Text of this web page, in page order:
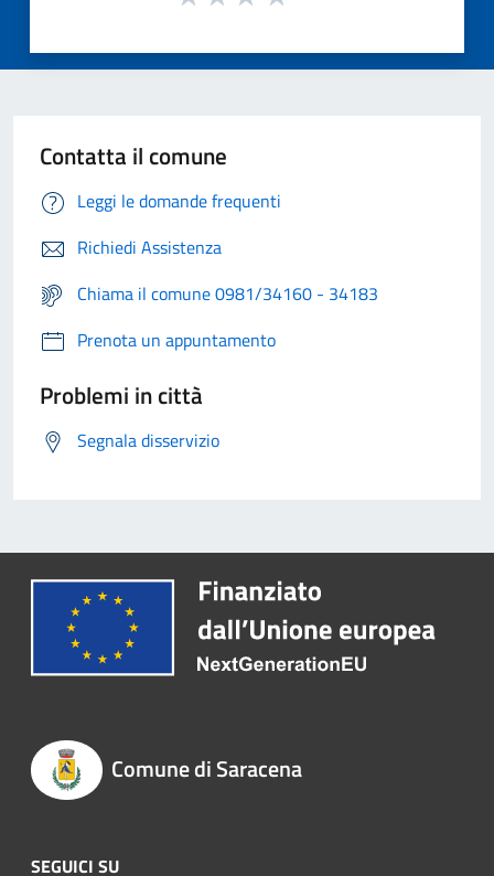
Contatta il comune
Leggi le domande frequenti
Richiedi Assistenza
Chiama il comune 0981/34160 - 34183
Prenota un appuntamento
Problemi in città
Segnala disservizio
Comune di Saracena
SEGUICI SU